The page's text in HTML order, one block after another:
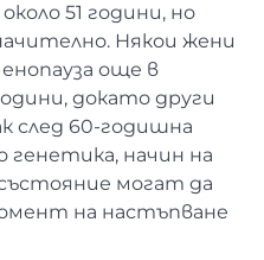
51 години, но
Някои жени
още в
докато други
след 60-годишна
начин на
могат да
на настъпване